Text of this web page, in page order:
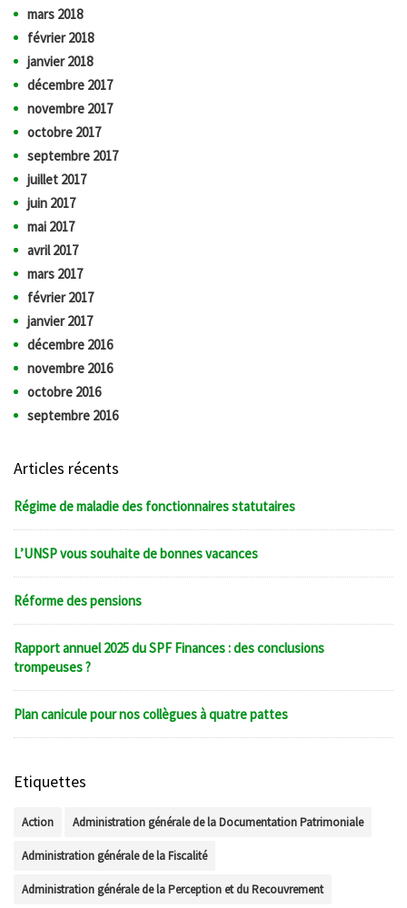
mars 2018
février 2018
janvier 2018
décembre 2017
novembre 2017
octobre 2017
septembre 2017
juillet 2017
juin 2017
mai 2017
avril 2017
mars 2017
février 2017
janvier 2017
décembre 2016
novembre 2016
octobre 2016
septembre 2016
Articles récents
Régime de maladie des fonctionnaires statutaires
L’UNSP vous souhaite de bonnes vacances
Réforme des pensions
Rapport annuel 2025 du SPF Finances : des conclusions
trompeuses ?
Plan canicule pour nos collègues à quatre pattes
Etiquettes
Action Administration générale de la Documentation Patrimoniale
Administration générale de la Fiscalité
Administration générale de la Perception et du Recouvrement